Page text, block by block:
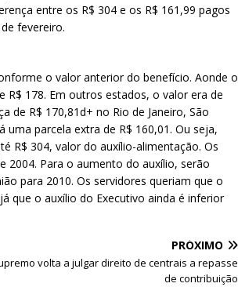
entre os R$ 304 e os R$ 161,99 pagos
fevereiro.
o valor anterior do benefício. Aonde o
R$ 178. Em outros estados, o valor era de
de R$ 170,81d+ no Rio de Janeiro, São
uma parcela extra de R$ 160,01. Ou seja,
R$ 304, valor do auxílio-alimentação. Os
2004. Para o aumento do auxílio, serão
para 2010. Os servidores queriam que o
que o auxílio do Executivo ainda é inferior
PRÓXIMO
volta a julgar direito de centrais a repasse
de contribuição